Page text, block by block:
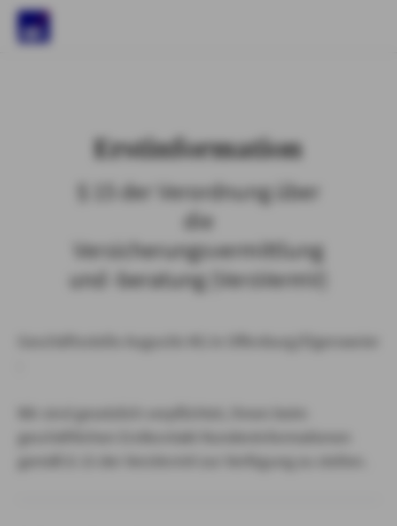
Erstinformation
§ 15 der Verordnung über
die
Versicherungsvermittlung
und -beratung (VersVermV)